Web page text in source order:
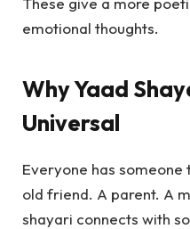
emotional thoughts.
Why Yaad
Universal
Everyone has someone
old friend. A parent. A
shayari connects with